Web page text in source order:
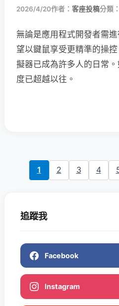
2026/4/20作者： 客座投稿分類：
無論是應用程式開發者需
望以鍵鼠享受更精準的操
擬器已成為許多人的日常
度已超越以往。
1 2 3 4
追蹤我
Facebook
Instagram